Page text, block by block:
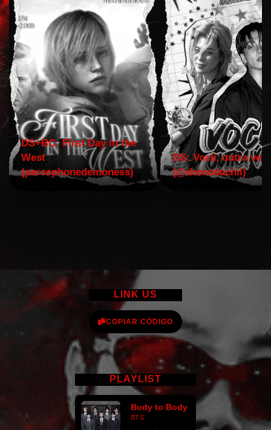
DS+BC: First Day in the
West
(persephonedemoness)
DS: Você, outra vez!
(@domodachii)
LINK US
COPIAR CÓDIGO
PLAYLIST
Body to Body
BTS